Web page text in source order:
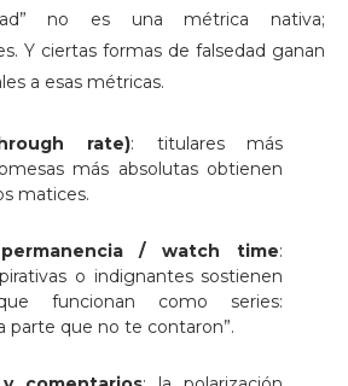
no es una métrica nativa;
Y ciertas formas de falsedad ganan
a esas métricas.
rate): titulares más
más absolutas obtienen
matices.
/ watch time:
o indignantes sostienen
funcionan como series:
parte que no te contaron”.